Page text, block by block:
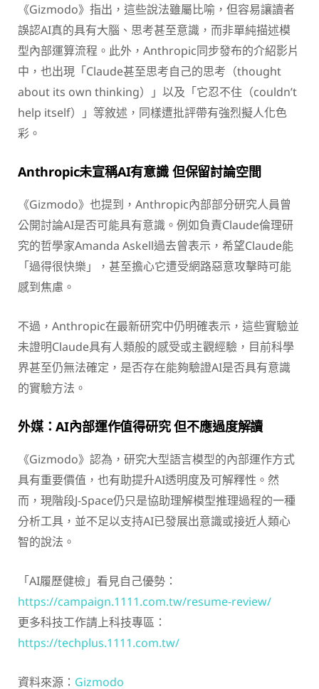
《Gizmodo》指出，這些說法雖屬比喻，但容易讓讀者
誤認AI真的具有大腦、思考甚至意識，而非單純描述模
型內部運算流程。此外，Anthropic同步發布的介紹影片
中，也出現「Claude甚至思考自己的思考（thought
about its own thinking）」以及「它忍不住（couldn’t
help itself）」等敘述，同樣遭批評帶有強烈擬人化色
彩。
Anthropic未宣稱AI有意識 但保留討論空間
《Gizmodo》也提到，Anthropic內部部分研究人員曾
公開討論AI是否可能具有意識。例如負責Claude倫理研
究的哲學家Amanda Askell過去曾表示，希望Claude能
「過得很快樂」，甚至擔心它遭受網路惡意攻擊時可能
感到焦慮。
不過，Anthropic在最新研究中仍明確表示，這些實驗並
未證明Claude具有人類般的感受或主觀經驗，目前科學
界甚至仍無法確定，是否存在能夠驗證AI是否具有意識
的實驗方法。
外媒：AI內部運作值得研究 但不應過度解讀
《Gizmodo》認為，研究大型語言模型的內部運作方式
具有重要價值，也有助提升AI透明度及可解釋性。然
而，現階段J-Space仍只是協助理解模型推理過程的一種
分析工具，並不足以支持AI已發展出意識或接近人類心
智的說法。
「AI履歷健檢」看見自己優勢：
https://campaign.1111.com.tw/resume-review/
更多科技工作請上科技專區：
https://techplus.1111.com.tw/
資料來源： Gizmodo